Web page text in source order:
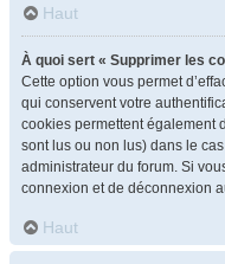
Haut
À quoi sert « Supprimer les
Cette option vous permet
qui conservent votre
cookies permettent également
sont lus ou non lus) dans le
administrateur du forum. Si
connexion et de déconnexion
Haut